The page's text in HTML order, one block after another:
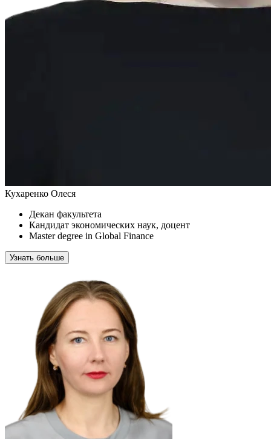
Кухаренко Олеся
Декан факультета
Кандидат экономических наук, доцент
Master degree in Global Finance
Узнать больше